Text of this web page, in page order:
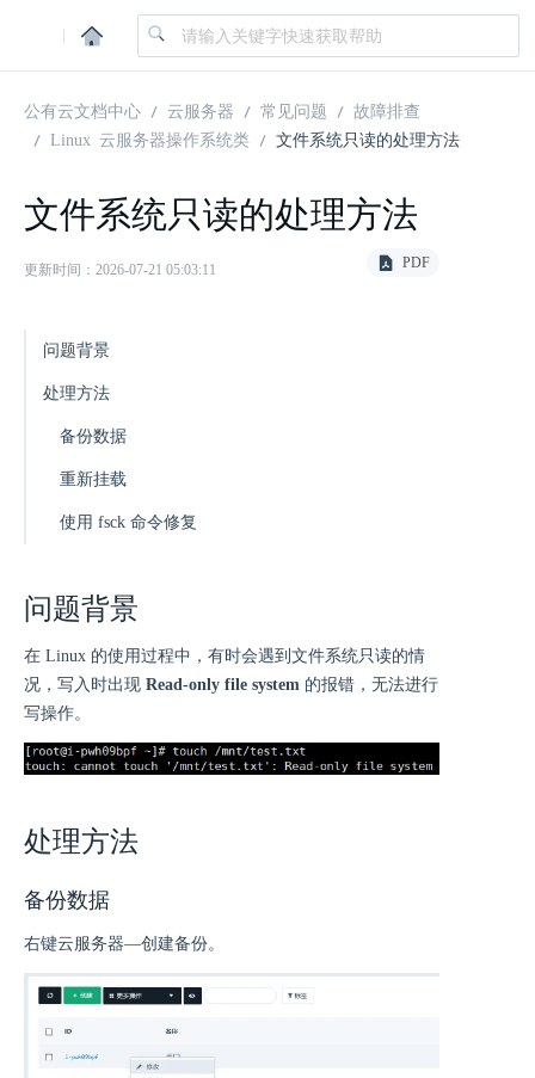
|
公有云文档中心 云服务器 常见问题
故障排查
Linux 云服务器操作系统类
文件系统只读的处理方法
文件系统只读的处理方法
更新时间：2026-07-21 05:03:11 PDF
问题背景
处理方法
备份数据
重新挂载
使用 fsck 命令修复
问题背景
在 Linux 的使用过程中，有时会遇到文件系统只读的情
况，写入时出现 Read-only file system 的报错，无法进行
写操作。
处理方法
备份数据
右键云服务器—​创建备份。